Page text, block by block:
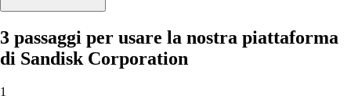
3 passaggi per usare la nostra piattaforma
di Sandisk Corporation
1